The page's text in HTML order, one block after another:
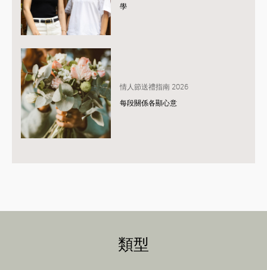
學
情人節送禮指南 2026
每段關係各顯心意
類型